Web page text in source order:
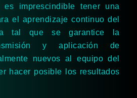
imprescindible tener una
el aprendizaje continuo del
tal que se garantice la
y aplicación de
nuevos al equipo del
hacer posible los resultados